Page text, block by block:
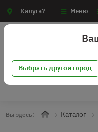
Калуга? Меню
Вы здесь: Каталог
Выбрать другой город